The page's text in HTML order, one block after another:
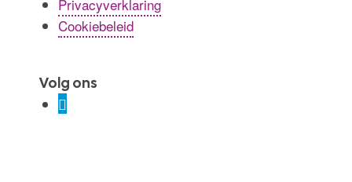
Privacyverklaring
Cookiebeleid
Volg ons